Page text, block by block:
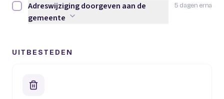
5 dagen erna
Adreswijziging doorgeven aan de gemeente afvinken
Adreswijziging doorgeven aan de
gemeente
UITBESTEDEN